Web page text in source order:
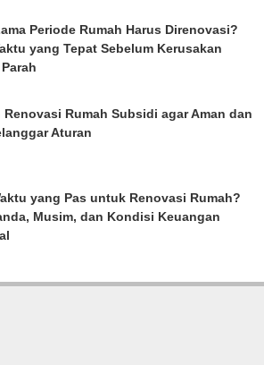
Periode Rumah Harus Direnovasi?
yang Tepat Sebelum Kerusakan
Renovasi Rumah Subsidi agar Aman dan
Aturan
yang Pas untuk Renovasi Rumah?
Musim, dan Kondisi Keuangan